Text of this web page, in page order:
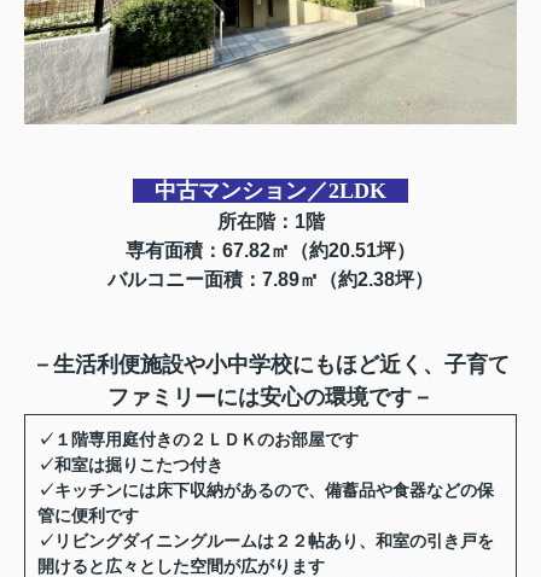
中古マンション／2LDK
所在階：1階
専有面積：67.82㎡（約20.51坪）
バルコニー面積：7.89㎡（約2.38坪）
－ 生活利便施設や小中学校にもほど近く、子育て
ファミリーには安心の環境です －
✓ １階専用庭付きの２ＬＤＫのお部屋です
✓和室は掘りこたつ付き
✓キッチンには床下収納があるので、備蓄品や食器などの保
管に便利です
✓ リビングダイニングルームは２２帖あり、和室の引き戸を
開けると広々とした空間が広がります